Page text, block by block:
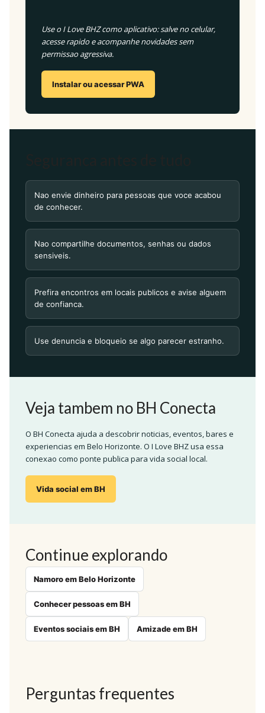
Use o I Love BHZ como aplicativo: salve no celular,
acesse rapido e acompanhe novidades sem
permissao agressiva.
Instalar ou acessar PWA
Nao envie dinheiro para pessoas que voce acabou
de conhecer.
Nao compartilhe documentos, senhas ou dados
sensiveis.
Prefira encontros em locais publicos e avise alguem
de confianca.
Use denuncia e bloqueio se algo parecer estranho.
Veja tambem no BH Conecta
O BH Conecta ajuda a descobrir noticias, eventos, bares e
experiencias em Belo Horizonte. O I Love BHZ usa essa
conexao como ponte publica para vida social local.
Vida social em BH
Continue explorando
Namoro em Belo Horizonte
Conhecer pessoas em BH
Eventos sociais em BH Amizade em BH
Perguntas frequentes